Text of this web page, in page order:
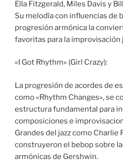
Ella Fitzgerald, Miles Davis y
Su melodía con influencias de
progresión armónica la
favoritas para la improvisación
«I Got Rhythm» (Girl Crazy):
La progresión de acordes de
como «Rhythm Changes», se
estructura fundamental para
composiciones e
Grandes del jazz como Charlie
construyeron el bebop sobre
armónicas de Gershwin.